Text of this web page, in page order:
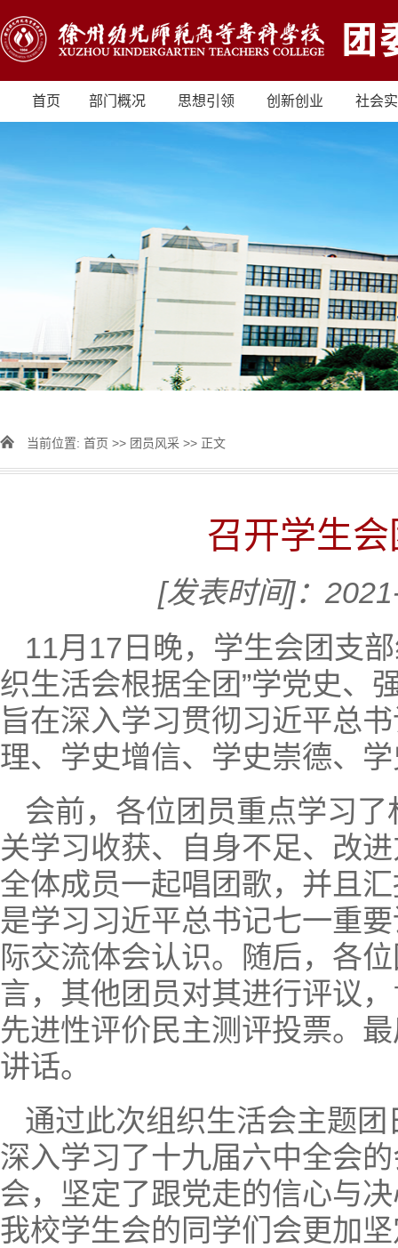
首页 部门概况 思想引领 创新创业 社会
当前位置: 首页 >> 团员风采 >> 正文
召开学生
[发表时间]：
11月17日晚，学生会团支
织生活会根据全团”学党史、
旨在深入学习贯彻习近平总
理、学史增信、学史崇德、
会前，各位团员重点学习
关学习收获、自身不足、改
全体成员一起唱团歌，并且
是学习习近平总书记七一重
际交流体会认识。随后，各
言，其他团员对其进行评议
先进性评价民主测评投票。
讲话。
通过此次组织生活会主题
深入学习了十九届六中全会
会，坚定了跟党走的信心与
我校学生会的同学们会更加